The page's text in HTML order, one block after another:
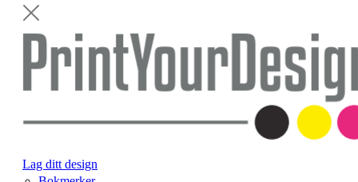
Lag ditt design